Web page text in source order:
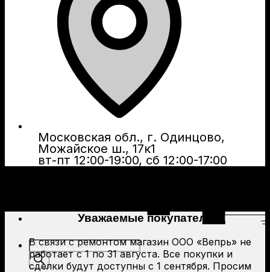
Московская обл., г. Одинцово,
Можайское ш., 17к1
вт-пт 12:00-19:00, сб 12:00-17:00
Поиск
товаров
Уважаемые покупатели!
В связи с ремонтом магазин ООО «Вепрь» не
работает с 1 по 31 августа. Все покупки и
сделки будут доступны с 1 сентября. Просим